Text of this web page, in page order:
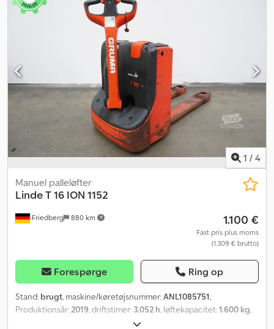
Køretøjsstik MRC 160A - Vertikal batteriskift - Gaffeludførelse 540
- 1150 - 188 mm - Adgangskontrol: LFM-RFID - Linde-oplader Ion
HF, netkabel længde 2,5 m, ladekabel længde 3 m - Dataoverførsel
online - LSP 0.6 Ref.: ANL1096203 Djdpfx Anezlu Htotock
1 / 4
Friedberg 880 km
Manuel palleløfter
LindeT 16 ION 1152
1.100 €
Fast pris plus moms
(1.309 € brutto)
Forespørge Ring op
Stand: brugt, maskine/køretøjsnummer:ANL1085751,
Produktionsår:2019, driftstimer: 3.052 h, løftekapacitet:1.600 kg,
, batterikapacitet: